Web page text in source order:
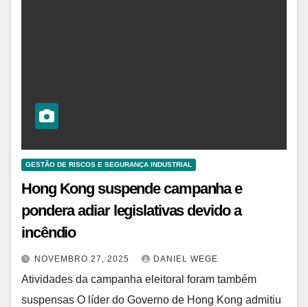
GESTÃO DE RISCOS E SEGURANÇA INDUSTRIAL
Hong Kong suspende campanha e
pondera adiar legislativas devido a
incêndio
NOVEMBRO 27, 2025 DANIEL WEGE
Atividades da campanha eleitoral foram também
suspensas O líder do Governo de Hong Kong admitiu